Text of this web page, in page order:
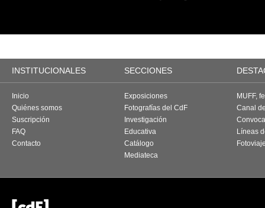
INSTITUCIONALES SECCIONES
Inicio
Quiénes somos
Suscripción
FAQ
Contacto
Exposiciones
Fotografías del CdF
Investigación
Educativa
Catálogo
Mediateca
MUFF,
Canal
Líneas